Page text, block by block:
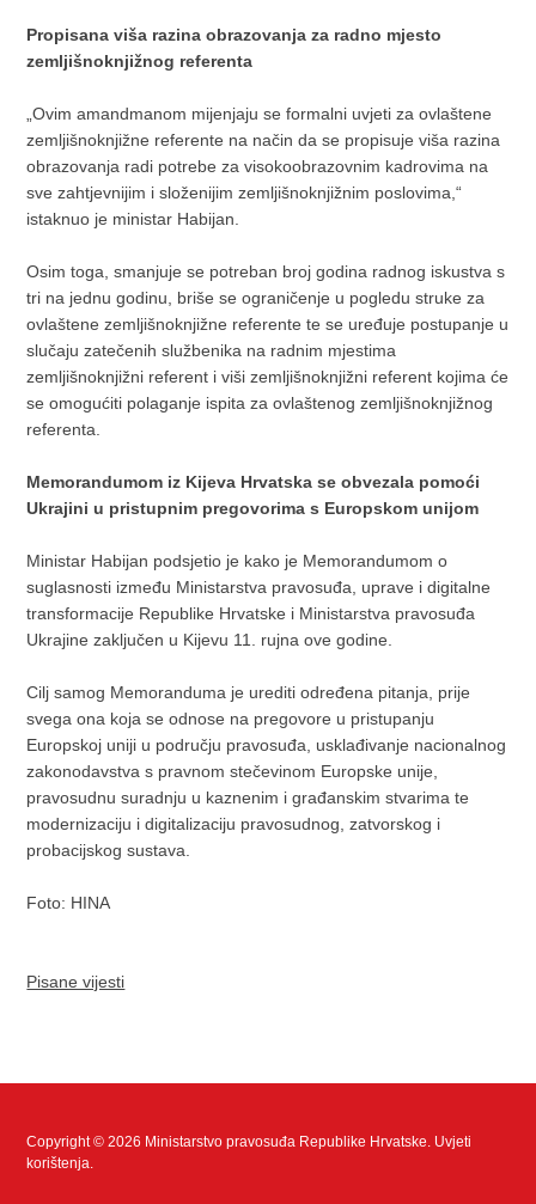
Propisana viša razina obrazovanja za radno mjesto
zemljišnoknjižnog referenta
„Ovim amandmanom mijenjaju se formalni uvjeti za ovlaštene
zemljišnoknjižne referente na način da se propisuje viša razina
obrazovanja radi potrebe za visokoobrazovnim kadrovima na
sve zahtjevnijim i složenijim zemljišnoknjižnim poslovima,“
istaknuo je ministar Habijan.
Osim toga, smanjuje se potreban broj godina radnog iskustva s
tri na jednu godinu, briše se ograničenje u pogledu struke za
ovlaštene zemljišnoknjižne referente te se uređuje postupanje u
slučaju zatečenih službenika na radnim mjestima
zemljišnoknjižni referent i viši zemljišnoknjižni referent kojima će
se omogućiti polaganje ispita za ovlaštenog zemljišnoknjižnog
referenta.
Memorandumom iz Kijeva Hrvatska se obvezala pomoći
Ukrajini u pristupnim pregovorima s Europskom unijom
Ministar Habijan podsjetio je kako je Memorandumom o
suglasnosti između Ministarstva pravosuđa, uprave i digitalne
transformacije Republike Hrvatske i Ministarstva pravosuđa
Ukrajine zaključen u Kijevu 11. rujna ove godine.
Cilj samog Memoranduma je urediti određena pitanja, prije
svega ona koja se odnose na pregovore u pristupanju
Europskoj uniji u području pravosuđa, usklađivanje nacionalnog
zakonodavstva s pravnom stečevinom Europske unije,
pravosudnu suradnju u kaznenim i građanskim stvarima te
modernizaciju i digitalizaciju pravosudnog, zatvorskog i
probacijskog sustava.
Foto: HINA
Pisane vijesti
Copyright © 2026 Ministarstvo pravosuđa Republike Hrvatske. Uvjeti
korištenja.